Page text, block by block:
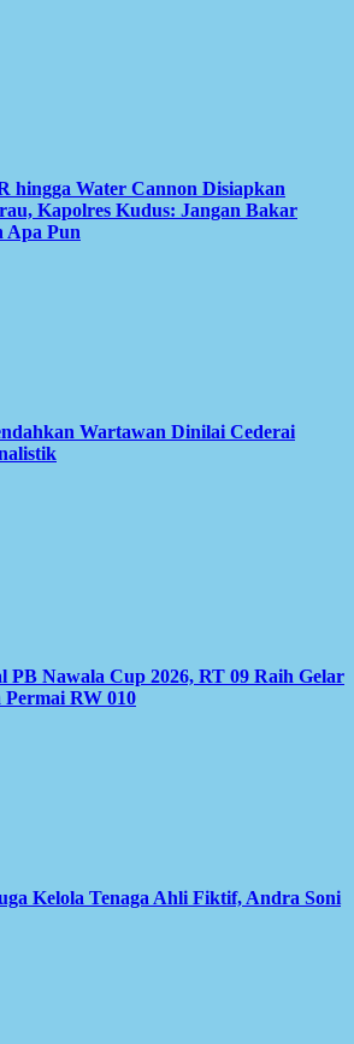
hingga Water Cannon Disiapkan
Kapolres Kudus: Jangan Bakar
Apa Pun
Wartawan Dinilai Cederai
PB Nawala Cup 2026, RT 09 Raih Gelar
RW 010
Kelola Tenaga Ahli Fiktif, Andra Soni